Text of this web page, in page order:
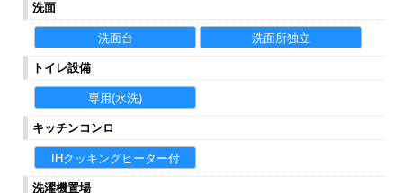
洗面
洗面台 洗面所独立
トイレ設備
専用(水洗)
キッチンコンロ
IHクッキングヒーター付
洗濯機置場